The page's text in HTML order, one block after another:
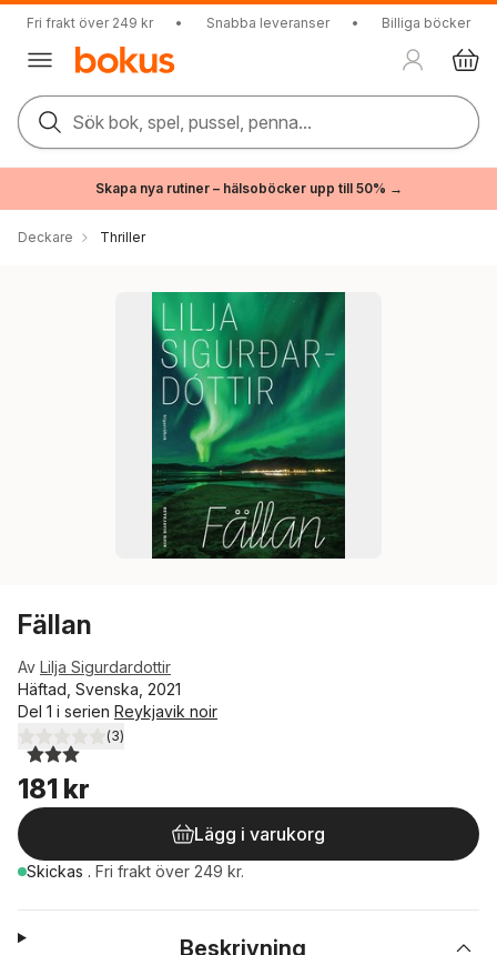
Fri frakt över 249 kr • Snabba leveranser • Billiga böcker
Sök bok, spel, pussel, penna...
Skapa nya rutiner – hälsoböcker upp till 50% →
Deckare Thriller
Fällan
Av Lilja Sigurdardottir
Häftad, Svenska, 2021
Del 1 i serien Reykjavik noir
3,0utav 5 stjärnor. Totalt antal röster:
(3)
181 kr
Lägg i varukorg
Skickas . Fri frakt över 249 kr.
Beskrivning